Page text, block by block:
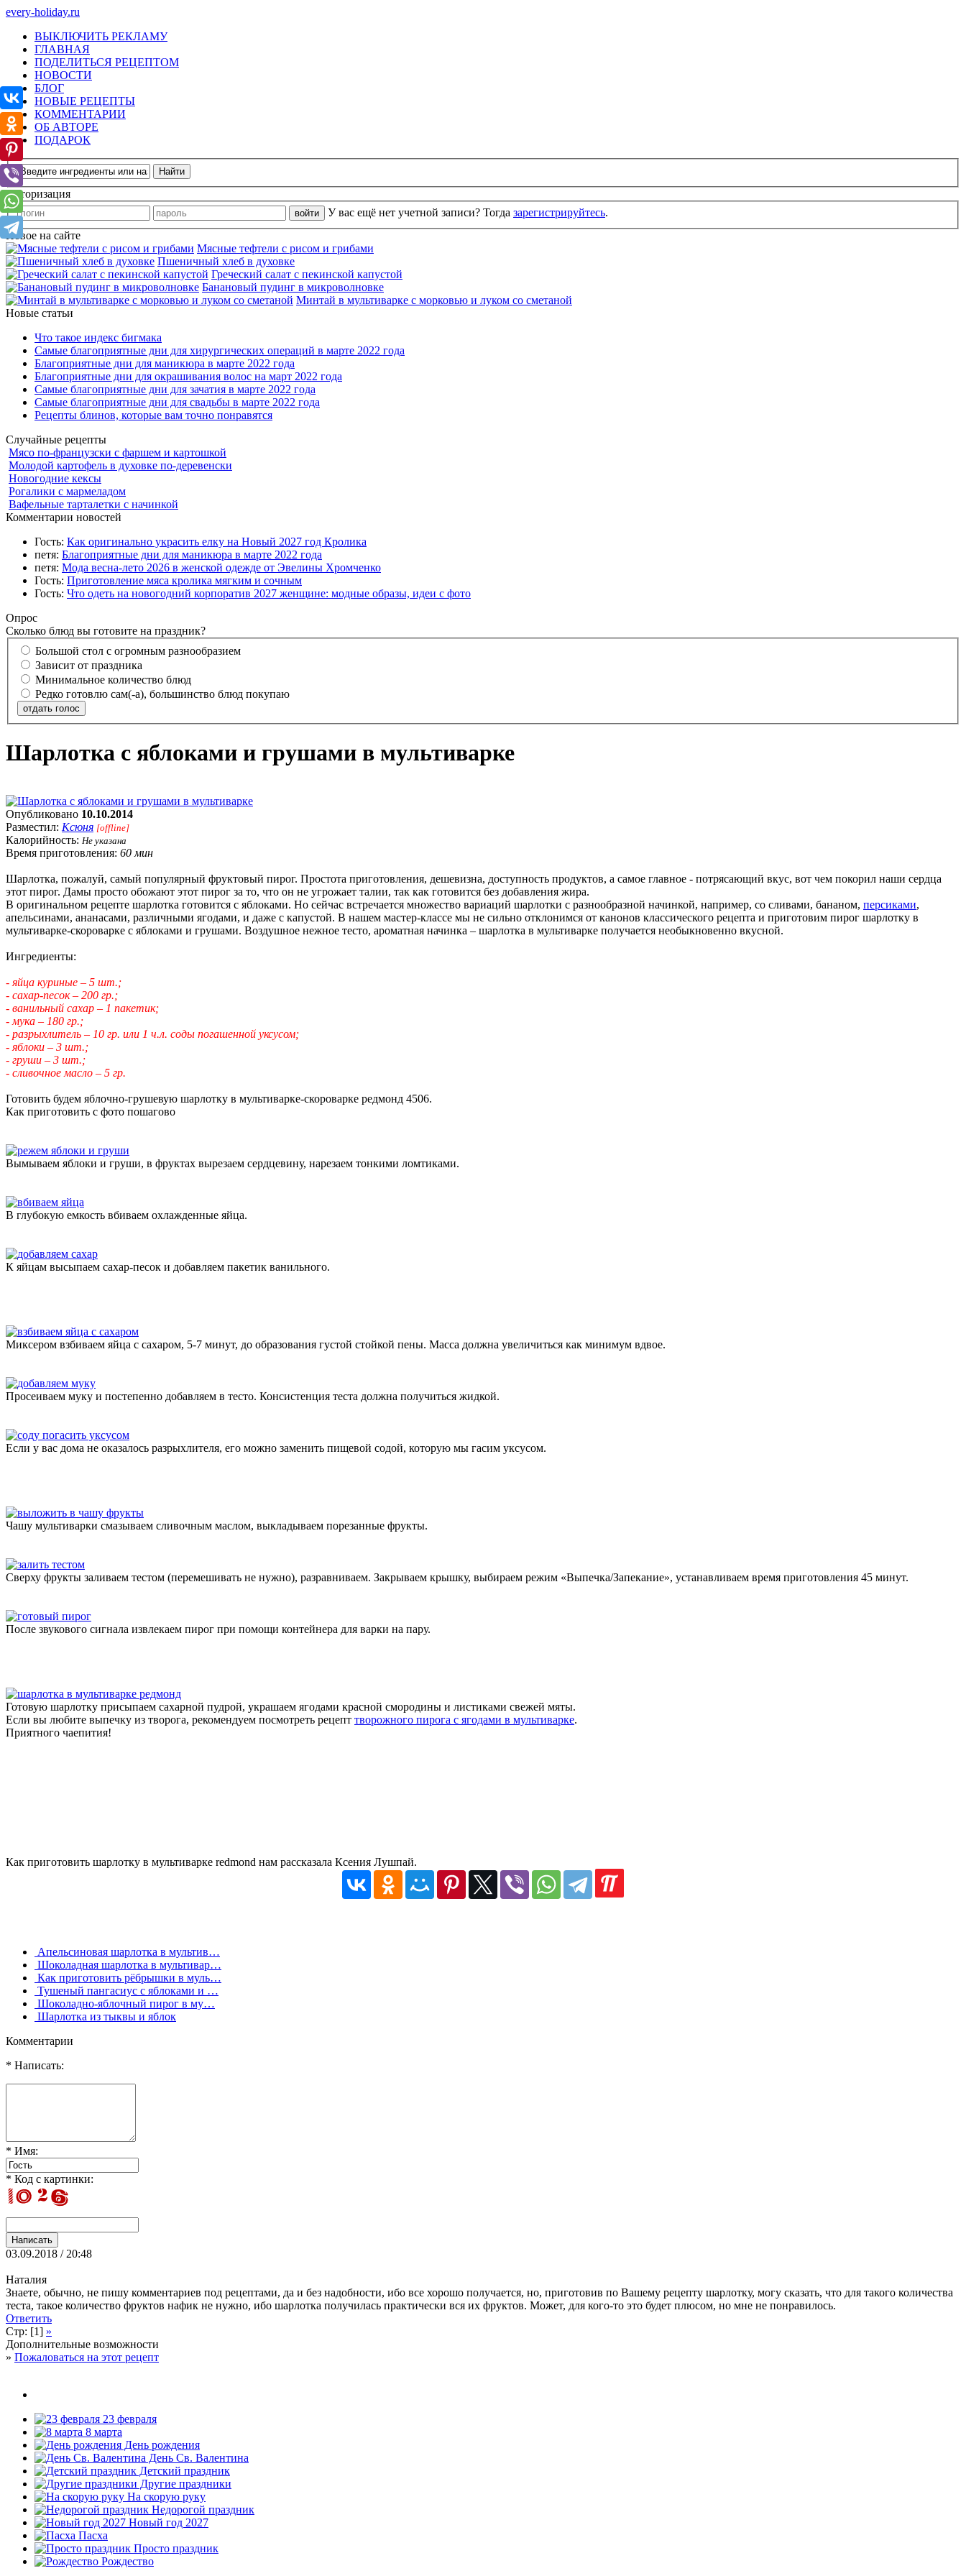
every-holiday.ru
ВЫКЛЮЧИТЬ РЕКЛАМУ
ГЛАВНАЯ
ПОДЕЛИТЬСЯ РЕЦЕПТОМ
НОВОСТИ
БЛОГ
НОВЫЕ РЕЦЕПТЫ
КОММЕНТАРИИ
ОБ АВТОРЕ
ПОДАРОК
Авторизация
У вас ещё нет учетной записи? Тогда зарегистрируйтесь.
Новое на сайте
Мясные тефтели с рисом и грибами
Пшеничный хлеб в духовке
Греческий салат с пекинской капустой
Банановый пудинг в микроволновке
Минтай в мультиварке с морковью и луком со сметаной
Новые статьи
Что такое индекс бигмака
Самые благоприятные дни для хирургических операций в марте 2022 года
Благоприятные дни для маникюра в марте 2022 года
Благоприятные дни для окрашивания волос на март 2022 года
Самые благоприятные дни для зачатия в марте 2022 года
Самые благоприятные дни для свадьбы в марте 2022 года
Рецепты блинов, которые вам точно понравятся
Случайные рецепты
Мясо по-французски с фаршем и картошкой
Молодой картофель в духовке по-деревенски
Новогодние кексы
Рогалики с мармеладом
Вафельные тарталетки с начинкой
Комментарии новостей
Гость: Как оригинально украсить елку на Новый 2027 год Кролика
петя: Благоприятные дни для маникюра в марте 2022 года
петя: Мода весна-лето 2026 в женской одежде от Эвелины Хромченко
Гость: Приготовление мяса кролика мягким и сочным
Гость: Что одеть на новогодний корпоратив 2027 женщине: модные образы, идеи с фото
Опрос
Сколько блюд вы готовите на праздник?
Большой стол с огромным разнообразием
Зависит от праздника
Минимальное количество блюд
Редко готовлю сам(-а), большинство блюд покупаю
отдать голос
Шарлотка с яблоками и грушами в мультиварке
Опубликовано 10.10.2014
Разместил: Ксюня [offline]
Калорийность: Не указана
Время приготовления: 60 мин
Шарлотка, пожалуй, самый популярный фруктовый пирог. Простота приготовления, дешевизна, доступность продуктов, а самое главное - потрясающий вкус, вот чем покорил наши сердца
этот пирог. Дамы просто обожают этот пирог за то, что он не угрожает талии, так как готовится без добавления жира.
В оригинальном рецепте шарлотка готовится с яблоками. Но сейчас встречается множество вариаций шарлотки с разнообразной начинкой, например, со сливами, бананом, персиками,
апельсинами, ананасами, различными ягодами, и даже с капустой. В нашем мастер-классе мы не сильно отклонимся от канонов классического рецепта и приготовим пирог шарлотку в
мультиварке-скороварке с яблоками и грушами. Воздушное нежное тесто, ароматная начинка – шарлотка в мультиварке получается необыкновенно вкусной.
Ингредиенты:
- яйца куриные – 5 шт.;
- сахар-песок – 200 гр.;
- ванильный сахар – 1 пакетик;
- мука – 180 гр.;
- разрыхлитель – 10 гр. или 1 ч.л. соды погашенной уксусом;
- яблоки – 3 шт.;
- груши – 3 шт.;
- сливочное масло – 5 гр.
Готовить будем яблочно-грушевую шарлотку в мультиварке-скороварке редмонд 4506.
Как приготовить с фото пошагово
Вымываем яблоки и груши, в фруктах вырезаем сердцевину, нарезаем тонкими ломтиками.
В глубокую емкость вбиваем охлажденные яйца.
К яйцам высыпаем сахар-песок и добавляем пакетик ванильного.
Миксером взбиваем яйца с сахаром, 5-7 минут, до образования густой стойкой пены. Масса должна увеличиться как минимум вдвое.
Просеиваем муку и постепенно добавляем в тесто. Консистенция теста должна получиться жидкой.
Если у вас дома не оказалось разрыхлителя, его можно заменить пищевой содой, которую мы гасим уксусом.
Чашу мультиварки смазываем сливочным маслом, выкладываем порезанные фрукты.
Сверху фрукты заливаем тестом (перемешивать не нужно), разравниваем. Закрываем крышку, выбираем режим «Выпечка/Запекание», устанавливаем время приготовления 45 минут.
После звукового сигнала извлекаем пирог при помощи контейнера для варки на пару.
Готовую шарлотку присыпаем сахарной пудрой, украшаем ягодами красной смородины и листиками свежей мяты.
Если вы любите выпечку из творога, рекомендуем посмотреть рецепт творожного пирога с ягодами в мультиварке.
Приятного чаепития!
Как приготовить шарлотку в мультиварке redmond нам рассказала Ксения Лушпай.
Апельсиновая шарлотка в мультив…
Шоколадная шарлотка в мультивар…
Как приготовить рёбрышки в муль…
Тушеный пангасиус с яблоками и …
Шоколадно-яблочный пирог в му…
Шарлотка из тыквы и яблок
Комментарии
* Написать:
* Имя:
* Код с картинки:
03.09.2018 / 20:48
Наталия
Знаете, обычно, не пишу комментариев под рецептами, да и без надобности, ибо все хорошо получается, но, приготовив по Вашему рецепту шарлотку, могу сказать, что для такого количества
теста, такое количество фруктов нафик не нужно, ибо шарлотка получилась практически вся их фруктов. Может, для кого-то это будет плюсом, но мне не понравилось.
Ответить
Стр: [1] »
Дополнительные возможности
» Пожаловаться на этот рецепт
23 февраля
8 марта
День рождения
День Св. Валентина
Детский праздник
Другие праздники
На скорую руку
Недорогой праздник
Новый год 2027
Пасха
Просто праздник
Рождество